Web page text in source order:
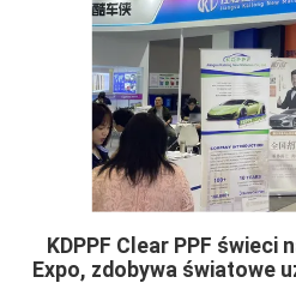
KDPPF Clear PPF świeci
Expo, zdobywa światowe